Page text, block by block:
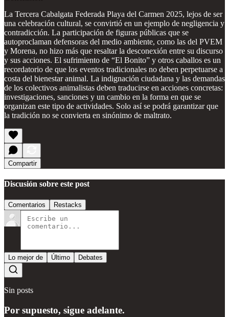
La Tercera Cabalgata Federada Playa del Carmen 2025, lejos de ser
una celebración cultural, se convirtió en un ejemplo de negligencia y
contradicción. La participación de figuras públicas que se
autoproclaman defensoras del medio ambiente, como las del PVEM
y Morena, no hizo más que resaltar la desconexión entre su discurso
y sus acciones. El sufrimiento de “El Bonito” y otros caballos es un
recordatorio de que los eventos tradicionales no deben perpetuarse a
costa del bienestar animal. La indignación ciudadana y las demandas
de los colectivos animalistas deben traducirse en acciones concretas:
investigaciones, sanciones y un cambio en la forma en que se
organizan este tipo de actividades. Solo así se podrá garantizar que
la tradición no se convierta en sinónimo de maltrato.
Compartir
Discusión sobre este post
Comentarios Restacks
Lo mejor de Último Debates
Sin posts
Por supuesto, sigue adelante.